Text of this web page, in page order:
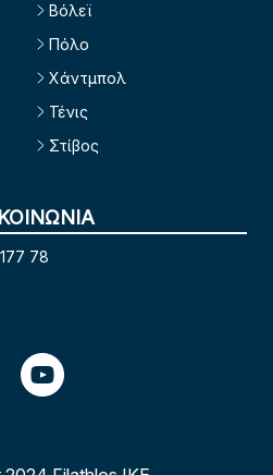
Βόλεϊ
Πόλο
Χάντμπολ
Τένις
Στίβος
78